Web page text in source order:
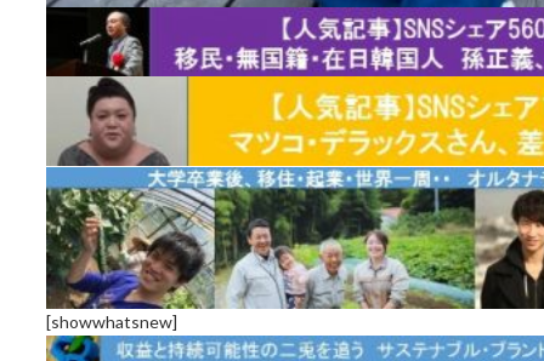
[showwhatsnew]